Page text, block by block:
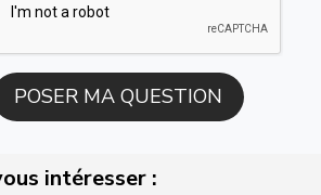
intéresser :